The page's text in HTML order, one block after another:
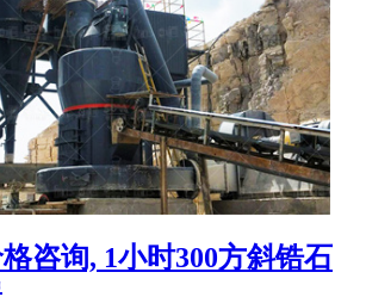
咨询, 1小时300方斜锆石